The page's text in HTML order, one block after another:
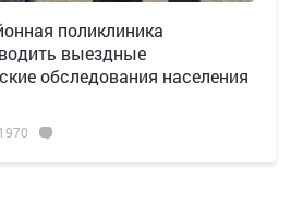
поликлиника
выездные
обследования населения
1970